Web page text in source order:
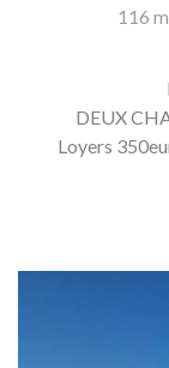
116
DEUX
Loyers